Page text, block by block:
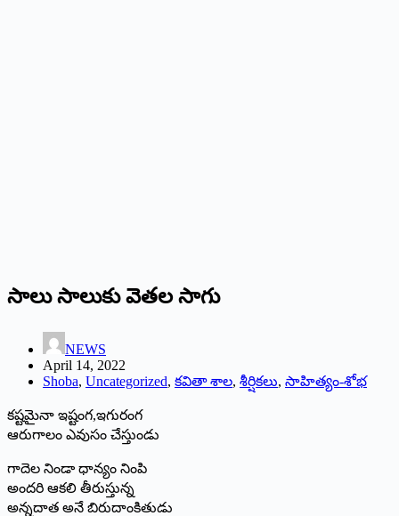
సాలు సాలుకు వెతల సాగు
NEWS
April 14, 2022
Shoba, Uncategorized, కవితా శాల, శీర్షికలు, సాహిత్యం-శోభ
కష్టమైనా ఇష్టంగ,ఇగురంగ
ఆరుగాలం ఎవుసం చేస్తుండు
గాదెల నిండా ధాన్యం నింపి
అందరి ఆకలి తీరుస్తున్న
అన్నదాత అనే బిరుదాంకితుడు